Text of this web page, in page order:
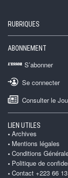
RUBRIQUES
ABONNEMENT
S’abonner
Se connecter
Consulter le
LIEN UTILES
Archives
Mentions légales
Conditions
Politique de
Contact +223 66